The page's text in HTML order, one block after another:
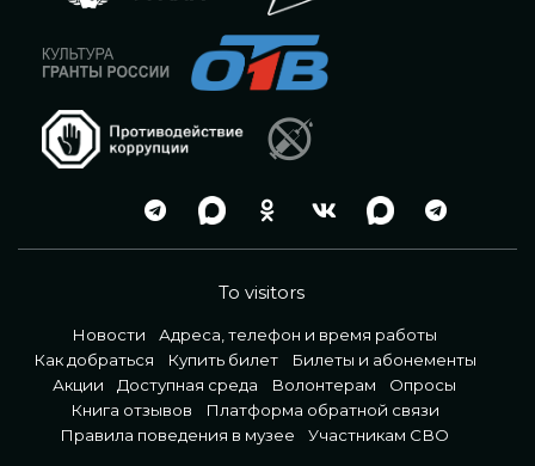
To visitors
Новости
Адреса, телефон и время работы
Как добраться
Купить билет
Билеты и абонементы
Акции
Доступная среда Волонтерам
Опросы
Книга отзывов
Платформа обратной связи
Правила поведения в музее
Участникам СВО